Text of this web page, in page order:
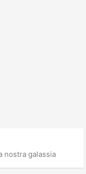
nostra galassia